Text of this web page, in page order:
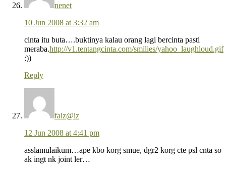
nenet
10 Jun 2008 at 3:32 am
cinta itu buta….buktinya kalau orang lagi bercinta pasti
meraba.http://v1.tentangcinta.com/smilies/yahoo_laughloud.gif
:))
Reply
faiz@iz
12 Jun 2008 at 4:41 pm
asslamulaikum…ape kbo korg smue, dgr2 korg cte psl cnta so
ak ingt nk joint ler…